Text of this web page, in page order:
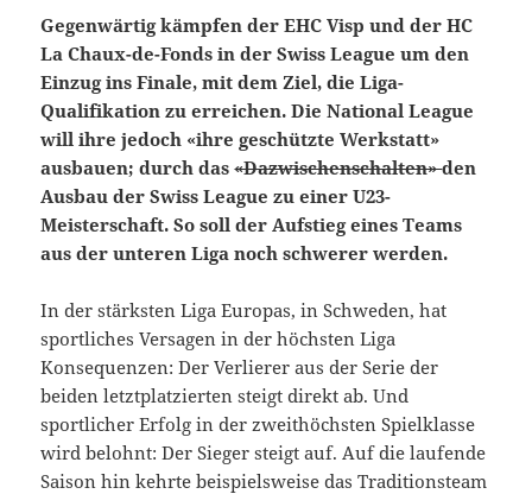
Gegenwärtig kämpfen der EHC Visp und der HC
La Chaux-de-Fonds in der Swiss League um den
Einzug ins Finale, mit dem Ziel, die Liga-
Qualifikation zu erreichen. Die National League
will ihre jedoch «ihre geschützte Werkstatt»
ausbauen; durch das«Dazwischenschalten»den
Ausbau der Swiss League zu einer U23-
Meisterschaft. So soll der Aufstieg eines Teams
aus der unteren Liga noch schwerer werden.
In der stärksten Liga Europas, in Schweden, hat
sportliches Versagen in der höchsten Liga
Konsequenzen: Der Verlierer aus der Serie der
beiden letztplatzierten steigt direkt ab. Und
sportlicher Erfolg in der zweithöchsten Spielklasse
wird belohnt: Der Sieger steigt auf. Auf die laufende
Saison hin kehrte beispielsweise das Traditionsteam